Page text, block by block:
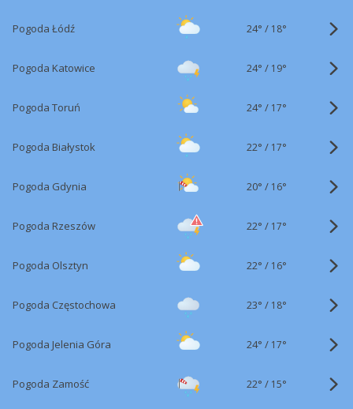
Pogoda Łódź 24° / 18°
Pogoda Katowice 24° / 19°
Pogoda Toruń 24° / 17°
Pogoda Białystok 22° / 17°
Pogoda Gdynia 20° / 16°
Pogoda Rzeszów 22° / 17°
Pogoda Olsztyn 22° / 16°
Pogoda Częstochowa 23° / 18°
Pogoda Jelenia Góra 24° / 17°
Pogoda Zamość 22° / 15°